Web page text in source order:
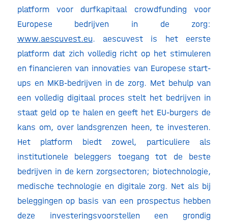
platform voor durfkapitaal crowdfunding voor
Europese bedrijven in de zorg:
www.aescuvest.eu. aescuvest is het eerste
platform dat zich volledig richt op het stimuleren
en financieren van innovaties van Europese start-
ups en MKB-bedrijven in de zorg. Met behulp van
een volledig digitaal proces stelt het bedrijven in
staat geld op te halen en geeft het EU-burgers de
kans om, over landsgrenzen heen, te investeren.
Het platform biedt zowel, particuliere als
institutionele beleggers toegang tot de beste
bedrijven in de kern zorgsectoren; biotechnologie,
medische technologie en digitale zorg. Net als bij
beleggingen op basis van een prospectus hebben
deze investeringsvoorstellen een grondig